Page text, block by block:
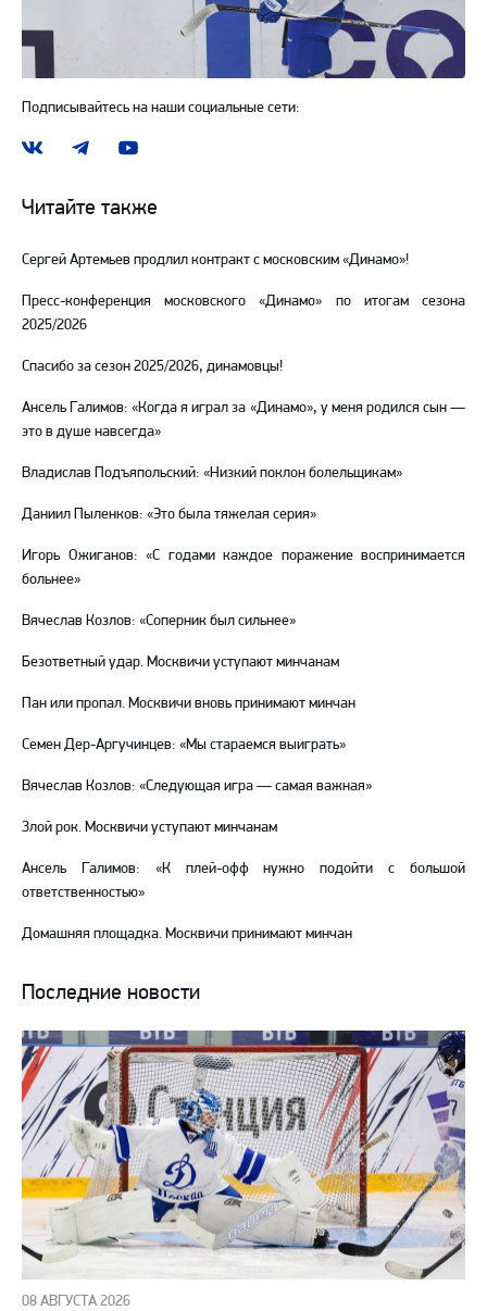
Подписывайтесь на наши социальные сети:
Наша
ВКонтакте
Наш
в
Telegram
Наш
YouTube
Читайте также
Сергей Артемьев продлил контракт с московским «Динамо»!
Пресс-конференция московского «Динамо» по итогам сезона
2025/2026
Спасибо за сезон 2025/2026, динамовцы!
Ансель Галимов: «Когда я играл за «Динамо», у меня родился сын —
это в душе навсегда»
Владислав Подъяпольский: «Низкий поклон болельщикам»
Даниил Пыленков: «Это была тяжелая серия»
Игорь Ожиганов: «С годами каждое поражение воспринимается
больнее»
Вячеслав Козлов: «Соперник был сильнее»
Безответный удар. Москвичи уступают минчанам
Пан или пропал. Москвичи вновь принимают минчан
Семен Дер-Аргучинцев: «Мы стараемся выиграть»
Вячеслав Козлов: «Следующая игра — самая важная»
Злой рок. Москвичи уступают минчанам
Ансель Галимов: «К плей-офф нужно подойти с большой
ответственностью»
Домашняя площадка. Москвичи принимают минчан
Последние новости
08 АВГУСТА 2026